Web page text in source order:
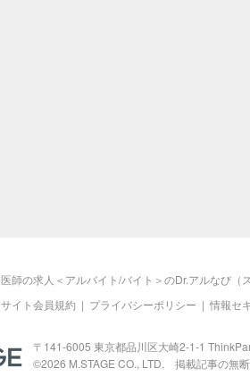
医師の求人＜アルバイト/バイト＞のDr.アルなび（
サイト会員規約 | プライバシーポリシー | 情報セ
M.STAGE
〒141-6005 東京都品川区大崎2-1-1
©2026 M.STAGE CO., LTD. 掲載記事の無断